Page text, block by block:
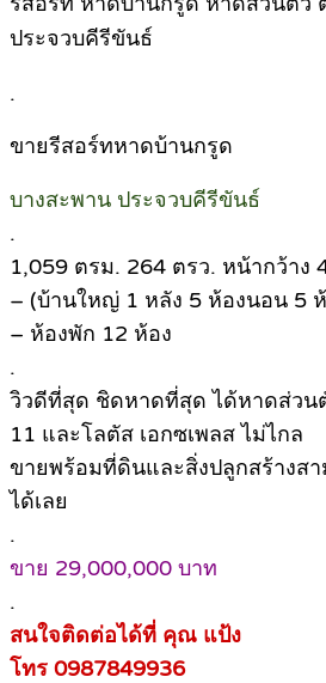
ประจวบคีรีขันธ์
.
ขายรีสอร์ทหาดบ้านกรูด
บางสะพาน ประจวบคีรีขันธ์
.
1,059 ตรม. 264 ตรว. หน้ากว้าง
– (บ้านใหญ่ 1 หลัง 5 ห้องนอน 5
– ห้องพัก 12 ห้อง
.
วิวดีที่สุด ชิดหาดที่สุด ได้หาดส่วน
11 และโลตัส เอกซเพลส ไม่ไกล
ขายพร้อมที่ดินและสิ่งปลูกสร้างส
ได้เลย
.
ขาย 29,000,000 บาท
.
สนใจติดต่อได้ที่ คุณ แป้ง
โทร 0987849936